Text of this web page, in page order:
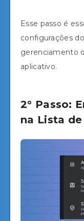
Esse passo é
configurações
gerenciamento
aplicativo.
2° Passo:
na Lista